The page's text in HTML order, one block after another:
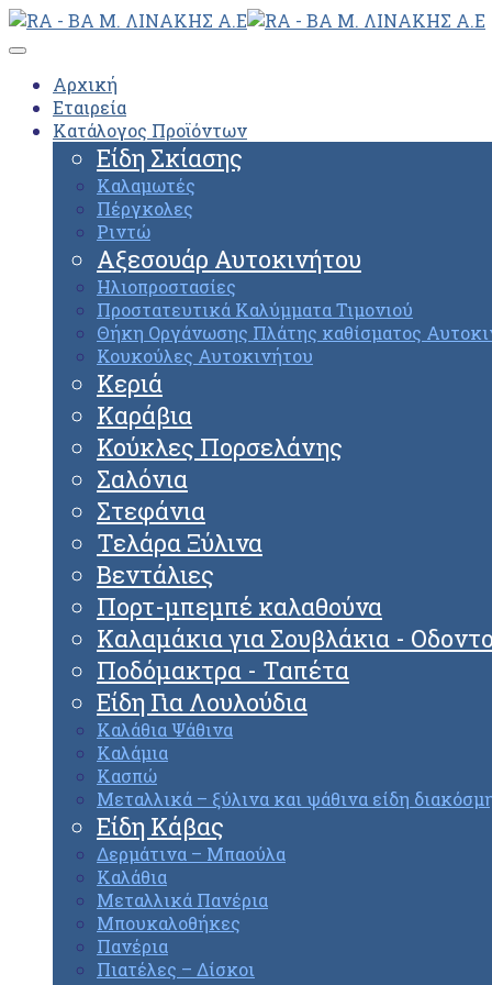
Αρχική
Εταιρεία
Κατάλογος Προϊόντων
Είδη Σκίασης
Καλαμωτές
Πέργκολες
Ριντώ
Αξεσουάρ Αυτοκινήτου
Ηλιοπροστασίες
Προστατευτικά Καλύμματα Τιμονιού
Θήκη Οργάνωσης Πλάτης καθίσματος
Κουκούλες Αυτοκινήτου
Κεριά
Καράβια
Κούκλες Πορσελάνης
Σαλόνια
Στεφάνια
Τελάρα Ξύλινα
Βεντάλιες
Πορτ-μπεμπέ καλαθούνα
Καλαμάκια για Σουβλάκια -
Ποδόμακτρα - Ταπέτα
Είδη Για Λουλούδια
Καλάθια Ψάθινα
Καλάμια
Κασπώ
Μεταλλικά – ξύλινα και ψάθινα είδη
Είδη Κάβας
Δερμάτινα – Μπαούλα
Καλάθια
Μεταλλικά Πανέρια
Μπουκαλοθήκες
Πανέρια
Πιατέλες – Δίσκοι